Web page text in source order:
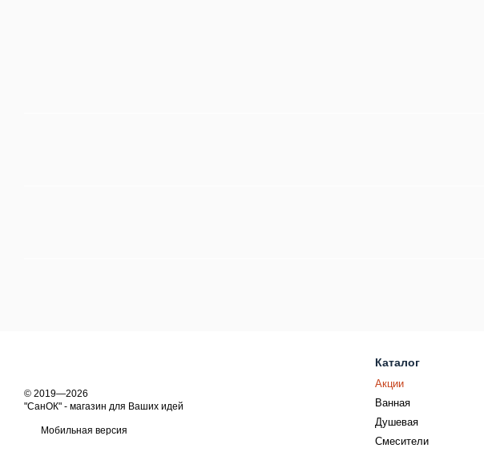
© 2019—2026
"СанОК" - магазин для Ваших идей
Мобильная версия
Каталог
Акции
Ванная
Душевая
Смесители